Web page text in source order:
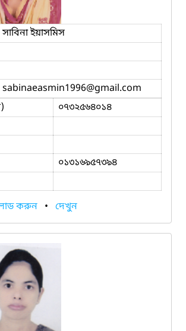
সাবিনা ইয়াসমিস
sabinaeasmin1996@gmail.com
০৭৩২৫৬৪০১৪
০১৩১৬৯৫৭৩৯৪
করুন • দেখুন